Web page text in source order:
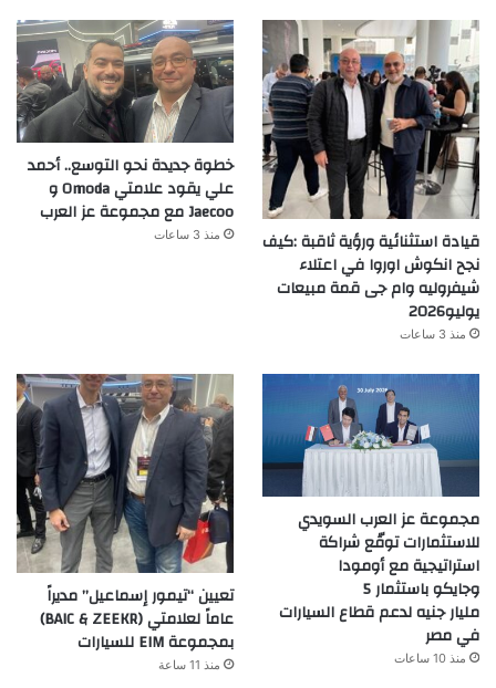
قيادة استثنائية ورؤية ثاقبة :كيف
نجح انكوش اوروا في اعتلاء
شيفروليه وام جى قمة مبيعات
يوليو2026
منذ 3 ساعات
خطوة جديدة نحو التوسع.. أحمد
علي يقود علامتي Omoda و
Jaecoo مع مجموعة عز العرب
منذ 3 ساعات
مجموعة عز العرب السويدي
للاستثمارات توقّع شراكة
استراتيجية مع أومودا
وجايكو باستثمار 5
مليار جنيه لدعم قطاع السيارات
في مصر
منذ 10 ساعات
تعيين “تيمور إسماعيل” مديراً
عاماً لعلامتي (BAIC & ZEEKR)
بمجموعة EIM للسيارات
منذ 11 ساعة